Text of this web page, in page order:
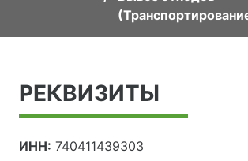
РЕКВИЗИТЫ
ИНН: 740411439303